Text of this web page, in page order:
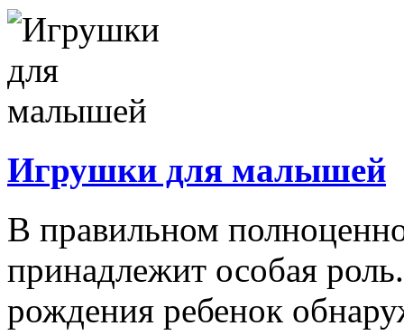
Игрушки для малышей
В правильном
принадлежит особая
рождения ребенок